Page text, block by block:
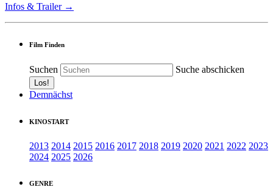
Infos & Trailer →
Film Finden
Suchen Suche abschicken
Demnächst
KINOSTART
2013 2014 2015 2016 2017 2018 2019 2020 2021 2022 2023
2024 2025 2026
GENRE